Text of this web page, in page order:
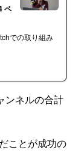
ペ
での取り組み
ンネルの合計
ことが成功の